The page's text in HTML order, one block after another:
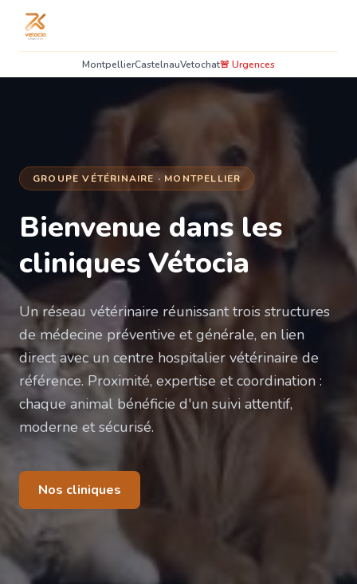
MontpellierCastelnauVetochat🚨 Urgences
GROUPE VÉTÉRINAIRE · MONTPELLIER
Bienvenue dans les
cliniques Vétocia
Un réseau vétérinaire réunissant trois structures
de médecine préventive et générale, en lien
direct avec un centre hospitalier vétérinaire de
référence. Proximité, expertise et coordination :
chaque animal bénéficie d'un suivi attentif,
moderne et sécurisé.
Nos cliniques